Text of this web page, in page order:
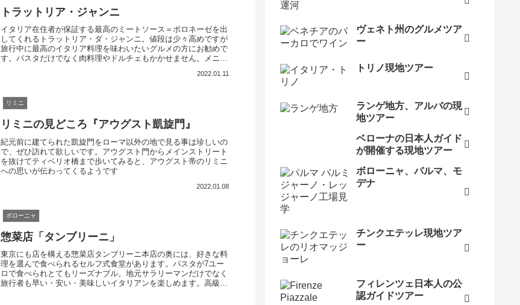
トラットリア・ジャンニ
イタリア在住者が保証する最高のミートソース＝ボロネーゼを出
してくれるトラットリア・ダ・ジャンニ。値段は少々高めですが
旅行中に最高のイタリア料理を味わいたいグルメの方にお勧めで
す。パスタだけでなく肉料理やドルチェもかかせません。メニュ
2022.01.11
リミニ
リミニの見どころ『アウグスト凱旋門』
紀元前に建てられた凱旋門をローマ以外の地で見る事は珍しいの
で、ぜひ訪れて欲しいです。アウグスト門からメインストリート
を抜けてティベリオ橋まで歩いてみると、アウグスト帝のリミニ
への思いが伝わってくるようです
2022.01.08
ボローニャ
惣菜店「タンブリーニ」
東京にも店を構える惣菜店タンブリーニ本店の奥には、好きな料
理を選んで食べられるセルフ式食堂があります。パスタが7ユー
ロで食べられとてもリーズナブル。地元サラリーマンだけでなく
旅行者も早い・安い・美味しいイタリアンを楽しめます。高級レ
ヴェネト州のグルメツア
ー
トリノ現地ツアー
ランゲ地方、アルバの現
地ツアー
ベローナの日本人ガイド
が開催する現地ツアー
ボローニャ、パルマ、モ
デナ
チンクエテッレ現地ツア
ー
フィレンツェ日本人の公
認ガイドツアー